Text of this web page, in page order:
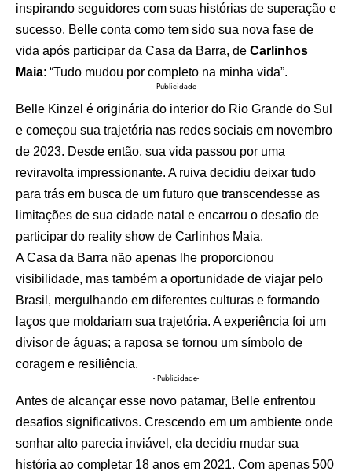
inspirando seguidores com suas histórias de superação e
sucesso. Belle conta como tem sido sua nova fase de
vida após participar da Casa da Barra, de Carlinhos
Maia: “Tudo mudou por completo na minha vida”.
- Publicidade -
Belle Kinzel é originária do interior do Rio Grande do Sul
e começou sua trajetória nas redes sociais em novembro
de 2023. Desde então, sua vida passou por uma
reviravolta impressionante. A ruiva decidiu deixar tudo
para trás em busca de um futuro que transcendesse as
limitações de sua cidade natal e encarrou o desafio de
participar do reality show de Carlinhos Maia.
A Casa da Barra não apenas lhe proporcionou
visibilidade, mas também a oportunidade de viajar pelo
Brasil, mergulhando em diferentes culturas e formando
laços que moldariam sua trajetória. A experiência foi um
divisor de águas; a raposa se tornou um símbolo de
coragem e resiliência.
- Publicidade-
Antes de alcançar esse novo patamar, Belle enfrentou
desafios significativos. Crescendo em um ambiente onde
sonhar alto parecia inviável, ela decidiu mudar sua
história ao completar 18 anos em 2021. Com apenas 500